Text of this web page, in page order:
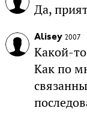
Да,
Alisey 2007
Какой-
Как по